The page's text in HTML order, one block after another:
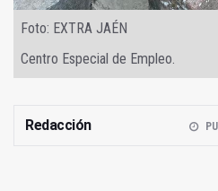
Foto: EXTRA JAÉN
Centro Especial de Empleo.
Redacción